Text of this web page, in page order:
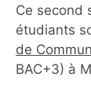
Ce second
étudiants
de
BAC+3) à